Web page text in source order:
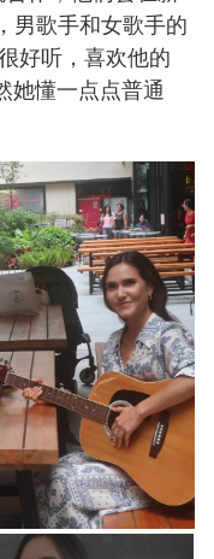
男歌手和女歌手的
好听，喜欢他的
她懂一点点普通